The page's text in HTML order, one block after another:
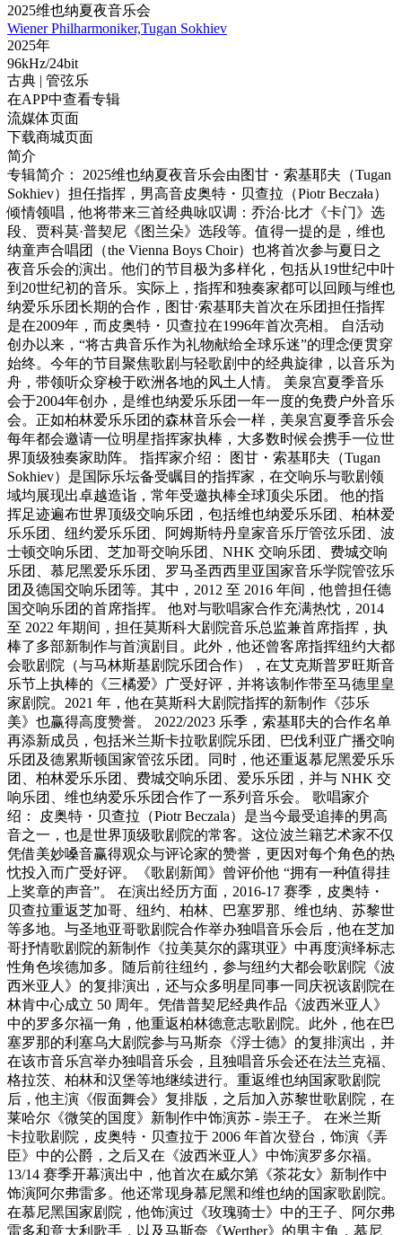
2025维也纳夏夜音乐会
Wiener Philharmoniker,Tugan Sokhiev
2025年
96kHz/24bit
古典 | 管弦乐
在APP中查看专辑
流媒体页面
下载商城页面
简介
专辑简介： 2025维也纳夏夜音乐会由图甘・索基耶夫（Tugan
Sokhiev）担任指挥，男高音皮奥特・贝查拉（Piotr Beczała）
倾情领唱，他将带来三首经典咏叹调：乔治·比才《卡门》选
段、贾科莫·普契尼《图兰朵》选段等。值得一提的是，维也
纳童声合唱团（the Vienna Boys Choir）也将首次参与夏日之
夜音乐会的演出。他们的节目极为多样化，包括从19世纪中叶
到20世纪初的音乐。实际上，指挥和独奏家都可以回顾与维也
纳爱乐乐团长期的合作，图甘·索基耶夫首次在乐团担任指挥
是在2009年，而皮奥特・贝查拉在1996年首次亮相。 自活动
创办以来，“将古典音乐作为礼物献给全球乐迷”的理念便贯穿
始终。今年的节目聚焦歌剧与轻歌剧中的经典旋律，以音乐为
舟，带领听众穿梭于欧洲各地的风土人情。 美泉宫夏季音乐
会于2004年创办，是维也纳爱乐乐团一年一度的免费户外音乐
会。正如柏林爱乐乐团的森林音乐会一样，美泉宫夏季音乐会
每年都会邀请一位明星指挥家执棒，大多数时候会携手一位世
界顶级独奏家助阵。 指挥家介绍： 图甘・索基耶夫（Tugan
Sokhiev）是国际乐坛备受瞩目的指挥家，在交响乐与歌剧领
域均展现出卓越造诣，常年受邀执棒全球顶尖乐团。 他的指
挥足迹遍布世界顶级交响乐团，包括维也纳爱乐乐团、柏林爱
乐乐团、纽约爱乐乐团、阿姆斯特丹皇家音乐厅管弦乐团、波
士顿交响乐团、芝加哥交响乐团、NHK 交响乐团、费城交响
乐团、慕尼黑爱乐乐团、罗马圣西西里亚国家音乐学院管弦乐
团及德国交响乐团等。其中，2012 至 2016 年间，他曾担任德
国交响乐团的首席指挥。 他对与歌唱家合作充满热忱，2014
至 2022 年期间，担任莫斯科大剧院音乐总监兼首席指挥，执
棒了多部新制作与首演剧目。此外，他还曾客席指挥纽约大都
会歌剧院（与马林斯基剧院乐团合作），在艾克斯普罗旺斯音
乐节上执棒的《三橘爱》广受好评，并将该制作带至马德里皇
家剧院。2021 年，他在莫斯科大剧院指挥的新制作《莎乐
美》也赢得高度赞誉。 2022/2023 乐季，索基耶夫的合作名单
再添新成员，包括米兰斯卡拉歌剧院乐团、巴伐利亚广播交响
乐团及德累斯顿国家管弦乐团。同时，他还重返慕尼黑爱乐乐
团、柏林爱乐乐团、费城交响乐团、爱乐乐团，并与 NHK 交
响乐团、维也纳爱乐乐团合作了一系列音乐会。 歌唱家介
绍： 皮奥特・贝查拉（Piotr Beczala）是当今最受追捧的男高
音之一，也是世界顶级歌剧院的常客。这位波兰籍艺术家不仅
凭借美妙嗓音赢得观众与评论家的赞誉，更因对每个角色的热
忱投入而广受好评。《歌剧新闻》曾评价他 “拥有一种值得挂
上奖章的声音”。 在演出经历方面，2016-17 赛季，皮奥特・
贝查拉重返芝加哥、纽约、柏林、巴塞罗那、维也纳、苏黎世
等多地。与圣地亚哥歌剧院合作举办独唱音乐会后，他在芝加
哥抒情歌剧院的新制作《拉美莫尔的露琪亚》中再度演绎标志
性角色埃德加多。随后前往纽约，参与纽约大都会歌剧院《波
西米亚人》的复排演出，还与众多明星同事一同庆祝该剧院在
林肯中心成立 50 周年。凭借普契尼经典作品《波西米亚人》
中的罗多尔福一角，他重返柏林德意志歌剧院。此外，他在巴
塞罗那的利塞乌大剧院参与马斯奈《浮士德》的复排演出，并
在该市音乐宫举办独唱音乐会，且独唱音乐会还在法兰克福、
格拉茨、柏林和汉堡等地继续进行。重返维也纳国家歌剧院
后，他主演《假面舞会》复排版，之后加入苏黎世歌剧院，在
莱哈尔《微笑的国度》新制作中饰演苏 - 崇王子。 在米兰斯
卡拉歌剧院，皮奥特・贝查拉于 2006 年首次登台，饰演《弄
臣》中的公爵，之后又在《波西米亚人》中饰演罗多尔福。
13/14 赛季开幕演出中，他首次在威尔第《茶花女》新制作中
饰演阿尔弗雷多。他还常现身慕尼黑和维也纳的国家歌剧院。
在慕尼黑国家剧院，他饰演过《玫瑰骑士》中的王子、阿尔弗
雷多和意大利歌手，以及马斯奈《Werther》的男主角，慕尼